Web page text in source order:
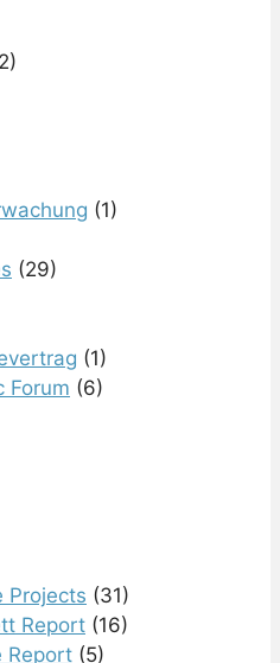
(1)
(29)
(1)
Forum (6)
Projects (31)
Report (16)
Report (5)